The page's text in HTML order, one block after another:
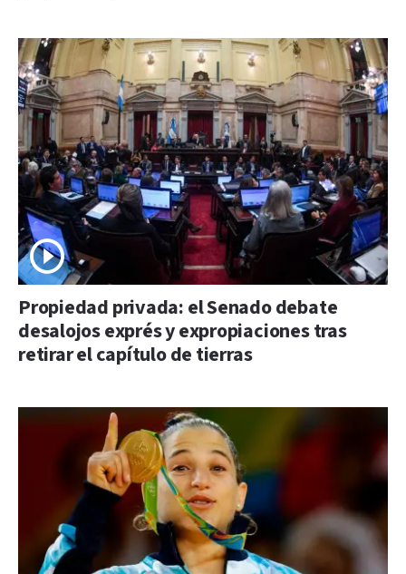
Propiedad privada: el Senado debate
desalojos exprés y expropiaciones tras
retirar el capítulo de tierras